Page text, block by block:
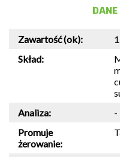
Zawartość (ok):
Skład:
Analiza:
-
Promuje
żerowanie: